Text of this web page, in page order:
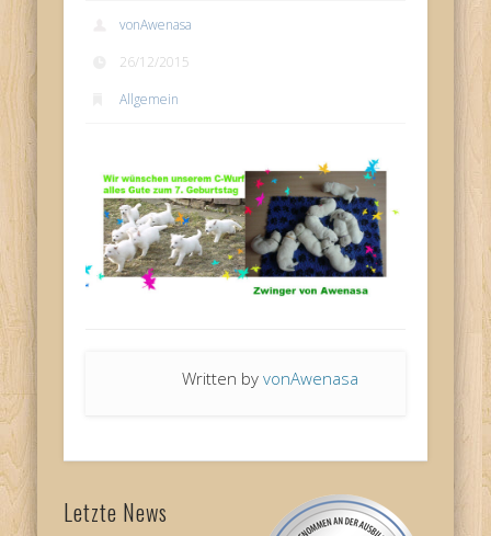
vonAwenasa
26/12/2015
Allgemein
Written byvonAwenasa
Letzte News